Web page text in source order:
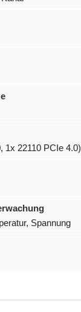
1x 22110 PCIe 4.0)
Spannung